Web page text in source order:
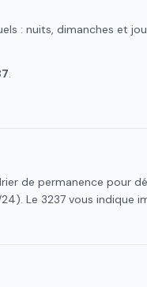
: nuits, dimanches et
.
de permanence pour
Le 3237 vous indique